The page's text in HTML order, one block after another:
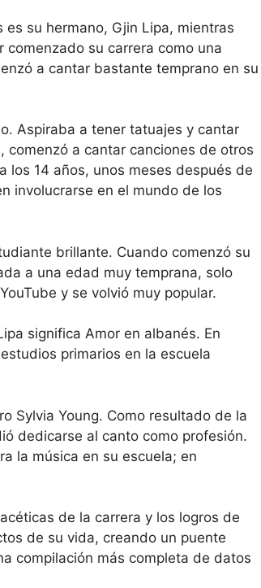
su hermano, Gjin Lipa, mientras
comenzado su carrera como una
a cantar bastante temprano en su
Aspiraba a tener tatuajes y cantar
comenzó a cantar canciones de otros
los 14 años, unos meses después de
involucrarse en el mundo de los
brillante. Cuando comenzó su
a una edad muy temprana, solo
y se volvió muy popular.
significa Amor en albanés. En
primarios en la escuela
Sylvia Young. Como resultado de la
dedicarse al canto como profesión.
la música en su escuela; en
de la carrera y los logros de
de su vida, creando un puente
compilación más completa de datos